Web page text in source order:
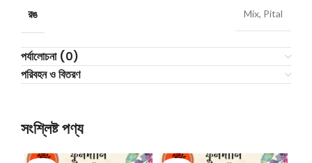
রঙ Mix, Pital
পর্যালোচনা (0)
পরিবহন ও বিতরণ
সংশ্লিষ্ট পণ্য